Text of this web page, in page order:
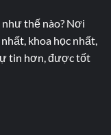
như thế nào? Nơi
khoa học nhất,
tin hơn, được tốt